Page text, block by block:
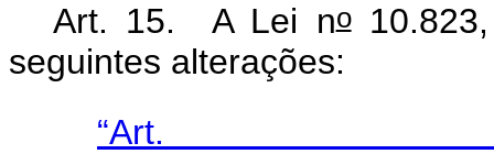
Art. 15. A Lei no
seguintes alterações: